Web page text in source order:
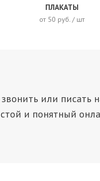
от 50 руб. / шт
ПЛАКАТЫ
или писать
и понятный